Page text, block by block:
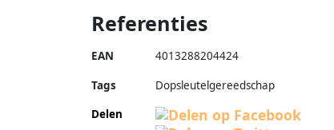
Referenties
EAN 4013288204424
Tags
Dopsleutelgereedschap
Delen